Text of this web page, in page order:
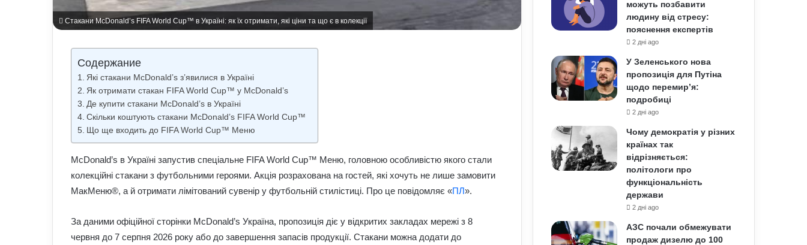
Стакани McDonald’s FIFA World Cup™ в Україні: як їх отримати, які ціни та що є в колекції
Содержание
Які стакани McDonald’s з’явилися в Україні
Як отримати стакан FIFA World Cup™ у McDonald’s
Де купити стакани McDonald’s в Україні
Скільки коштують стакани McDonald’s FIFA World Cup™
Що ще входить до FIFA World Cup™ Меню
McDonald’s в Україні запустив спеціальне FIFA World Cup™ Меню, головною особливістю якого стали
колекційні стакани з футбольними героями. Акція розрахована на гостей, які хочуть не лише замовити
МакМеню®, а й отримати лімітований сувенір у футбольній стилістиці. Про це повідомляє «ПЛ».
За даними офіційної сторінки McDonald’s Україна, пропозиція діє у відкритих закладах мережі з 8
червня до 7 серпня 2026 року або до завершення запасів продукції. Стакани можна додати до
можуть позбавити
людину від стресу:
пояснення експертів
2 дні ago
У Зеленського нова
пропозиція для Путіна
щодо перемир’я:
подробиці
2 дні ago
Чому демократія у різних
країнах так
відрізняється:
політологи про
функціональність
держави
2 дні ago
АЗС почали обмежувати
продаж дизелю до 100